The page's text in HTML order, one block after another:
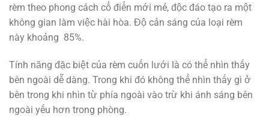
rèm theo phong cách cổ điển mới mẻ, độc đáo tạo ra một
không gian làm việc hài hòa. Độ cản sáng của loại rèm
này khoảng 85%.
Tính năng đặc biệt của rèm cuốn lưới là có thể nhìn thấy
bên ngoài dễ dàng. Trong khi đó không thể nhìn thấy gì ở
bên trong khi nhìn từ phía ngoài vào trừ khi ánh sáng bên
ngoài yếu hơn trong phòng.